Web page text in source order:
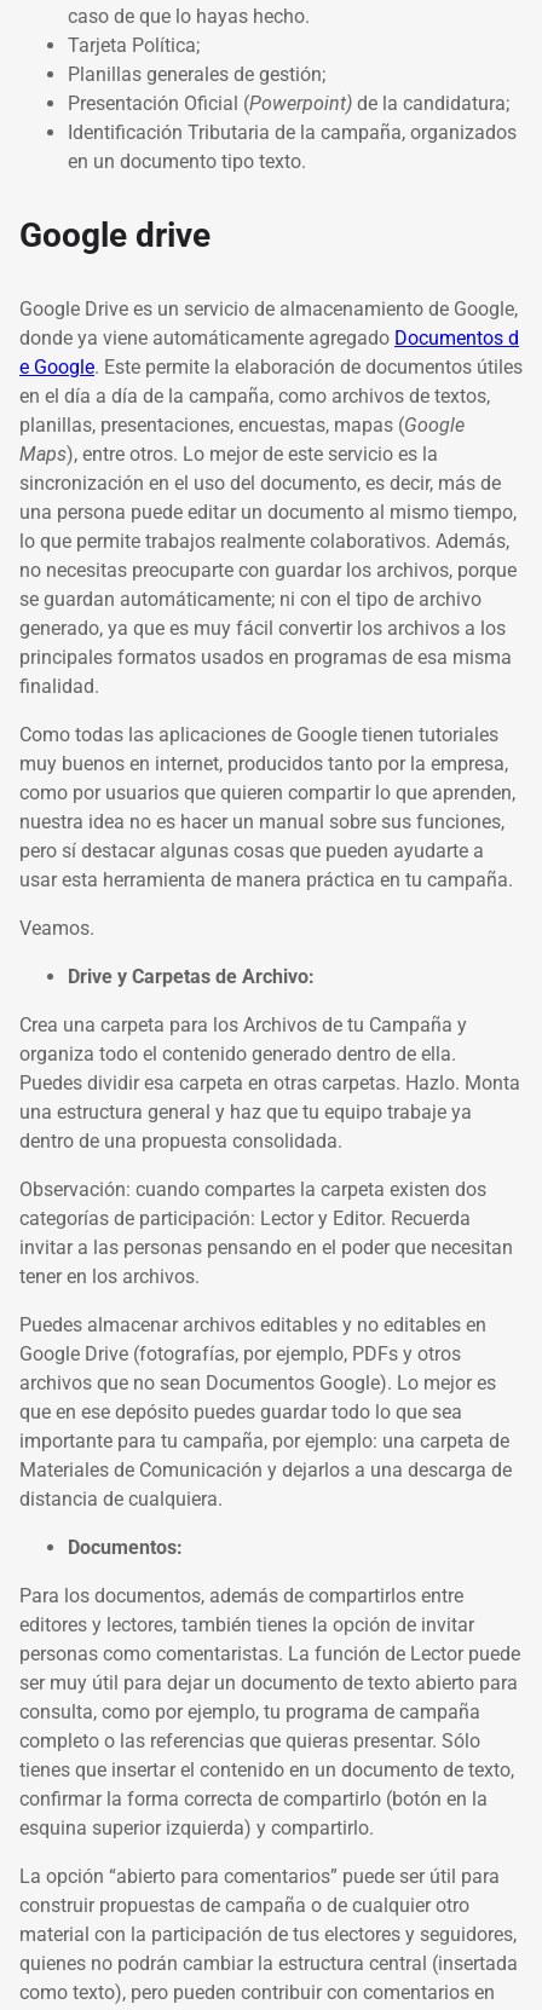
caso de que lo hayas hecho.
Tarjeta Política;
Planillas generales de gestión;
Presentación Oficial (Powerpoint) de la candidatura;
Identificación Tributaria de la campaña, organizados
en un documento tipo texto.
Google drive
Google Drive es un servicio de almacenamiento de Google,
donde ya viene automáticamente agregado Documentos d
e Google. Este permite la elaboración de documentos útiles
en el día a día de la campaña, como archivos de textos,
planillas, presentaciones, encuestas, mapas (Google
Maps), entre otros. Lo mejor de este servicio es la
sincronización en el uso del documento, es decir, más de
una persona puede editar un documento al mismo tiempo,
lo que permite trabajos realmente colaborativos. Además,
no necesitas preocuparte con guardar los archivos, porque
se guardan automáticamente; ni con el tipo de archivo
generado, ya que es muy fácil convertir los archivos a los
principales formatos usados en programas de esa misma
finalidad.
Como todas las aplicaciones de Google tienen tutoriales
muy buenos en internet, producidos tanto por la empresa,
como por usuarios que quieren compartir lo que aprenden,
nuestra idea no es hacer un manual sobre sus funciones,
pero sí destacar algunas cosas que pueden ayudarte a
usar esta herramienta de manera práctica en tu campaña.
Veamos.
Drive y Carpetas de Archivo:
Crea una carpeta para los Archivos de tu Campaña y
organiza todo el contenido generado dentro de ella.
Puedes dividir esa carpeta en otras carpetas. Hazlo. Monta
una estructura general y haz que tu equipo trabaje ya
dentro de una propuesta consolidada.
Observación: cuando compartes la carpeta existen dos
categorías de participación: Lector y Editor. Recuerda
invitar a las personas pensando en el poder que necesitan
tener en los archivos.
Puedes almacenar archivos editables y no editables en
Google Drive (fotografías, por ejemplo, PDFs y otros
archivos que no sean Documentos Google). Lo mejor es
que en ese depósito puedes guardar todo lo que sea
importante para tu campaña, por ejemplo: una carpeta de
Materiales de Comunicación y dejarlos a una descarga de
distancia de cualquiera.
Documentos:
Para los documentos, además de compartirlos entre
editores y lectores, también tienes la opción de invitar
personas como comentaristas. La función de Lector puede
ser muy útil para dejar un documento de texto abierto para
consulta, como por ejemplo, tu programa de campaña
completo o las referencias que quieras presentar. Sólo
tienes que insertar el contenido en un documento de texto,
confirmar la forma correcta de compartirlo (botón en la
esquina superior izquierda) y compartirlo.
La opción “abierto para comentarios” puede ser útil para
construir propuestas de campaña o de cualquier otro
material con la participación de tus electores y seguidores,
quienes no podrán cambiar la estructura central (insertada
como texto), pero pueden contribuir con comentarios en